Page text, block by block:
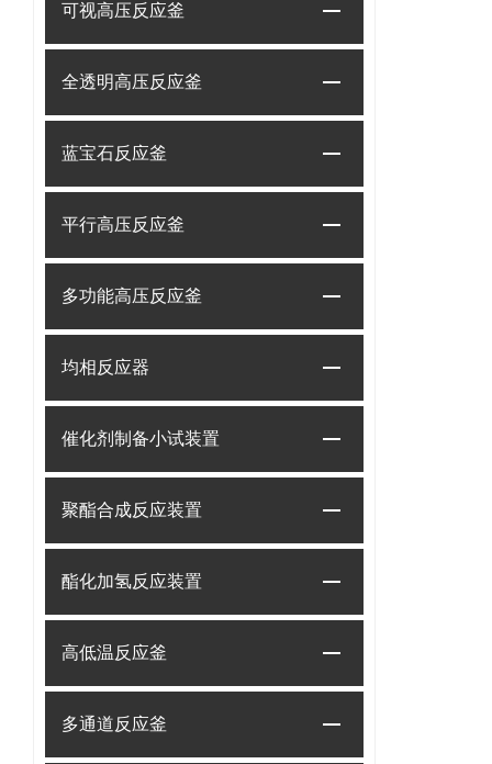
可视高压反应釜
全透明高压反应釜
蓝宝石反应釜
平行高压反应釜
多功能高压反应釜
均相反应器
催化剂制备小试装置
聚酯合成反应装置
酯化加氢反应装置
高低温反应釜
多通道反应釜